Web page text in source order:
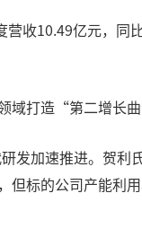
收10.49亿元，同
域打造“第二增长
发加速推进。贺利
但标的公司产能利